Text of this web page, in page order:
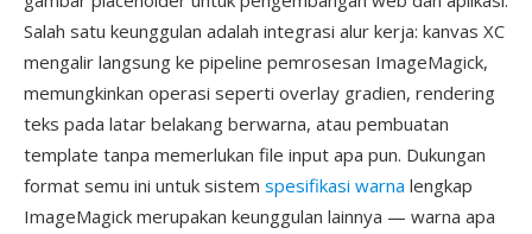
Salah satu keunggulan adalah integrasi alur kerja: kanvas XC
mengalir langsung ke pipeline pemrosesan ImageMagick,
memungkinkan operasi seperti overlay gradien, rendering
teks pada latar belakang berwarna, atau pembuatan
template tanpa memerlukan file input apa pun. Dukungan
format semu ini untuk sistem spesifikasi warna lengkap
ImageMagick merupakan keunggulan lainnya — warna apa